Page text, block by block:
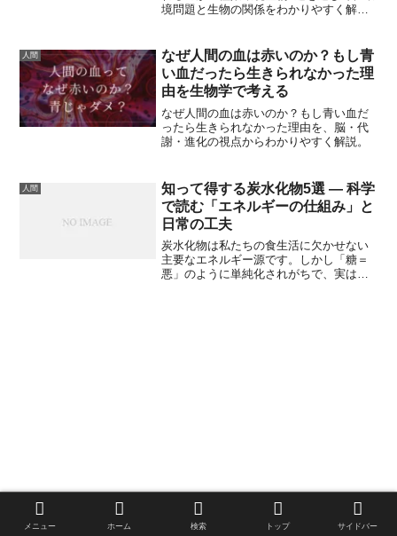
境問題と生物の関係をわかりやすく解
人間
なぜ人間の血は赤いのか？もし青
い血だったら生きられなかった理
由を生物学で考える
なぜ人間の血は赤いのか？もし青い血だ
ったら生きられなかった理由を、脳・代
謝・進化の視点からわかりやすく解説。
人間
知って得する炭水化物5選 — 科学
で読む「エネルギーの仕組み」と
日常の工夫
炭水化物は私たちの食生活に欠かせない
主要なエネルギー源です。しかし「糖＝
悪」のように単純化されがちで、実は分
メニュー ホーム 検索 トップ サイドバー